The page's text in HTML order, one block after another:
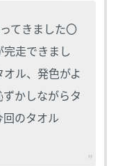
てきました〇
走できまし
ル、発色がよ
かしながらタ
のタオル